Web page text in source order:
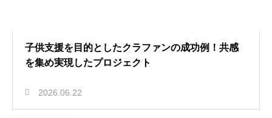
子供支援を目的としたクラファンの成功例！共感
を集め実現したプロジェクト
2026.06.22